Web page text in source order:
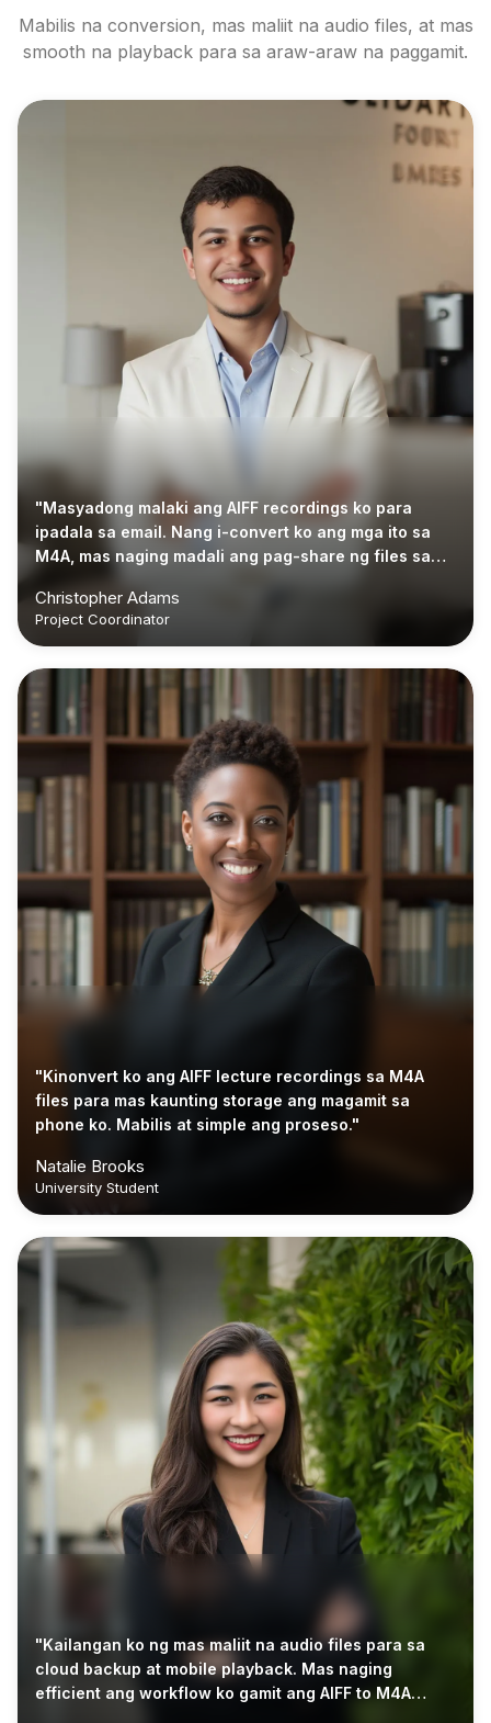
Mabilis na conversion, mas maliit na audio files, at mas
smooth na playback para sa araw-araw na paggamit.
"Masyadong malaki ang AIFF recordings ko para
ipadala sa email. Nang i-convert ko ang mga ito sa
M4A, mas naging madali ang pag-share ng files sa
Christopher Adams
Project Coordinator
"Kinonvert ko ang AIFF lecture recordings sa M4A
files para mas kaunting storage ang magamit sa
phone ko. Mabilis at simple ang proseso."
Natalie Brooks
University Student
"Kailangan ko ng mas maliit na audio files para sa
cloud backup at mobile playback. Mas naging
efficient ang workflow ko gamit ang AIFF to M4A